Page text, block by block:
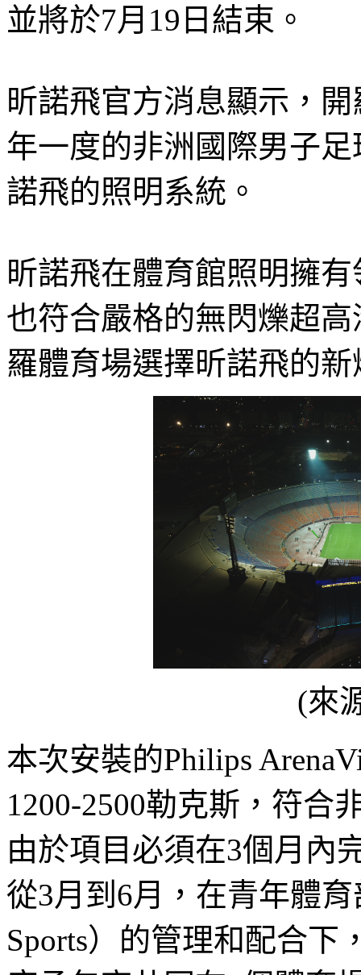
並將於7月19日結束。
昕諾飛官方消息顯示，
年一度的非洲國際男子
諾飛的照明系統。
昕諾飛在體育館照明擁
也符合嚴格的無閃爍超
羅體育場選擇昕諾飛的
(來
本次安裝的Philips
1200-2500勒克斯，符合
由於項目必須在3個月內
從3月到6月，在青年體育
Sports）的管理和配合下